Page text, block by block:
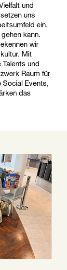
und
uns
ein,
kann.
wir
Mit
und
Raum für
Social Events,
das